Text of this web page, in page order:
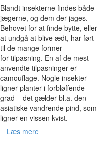
Blandt insekterne findes både
jægerne, og dem der jages.
Behovet for at finde bytte, eller
at undgå at blive ædt, har ført
til de mange former
for tilpasning. En af de mest
anvendte tilpasninger er
camouflage. Nogle insekter
ligner planter i forbløffende
grad – det gælder bl.a. den
asiatiske vandrende pind, som
ligner en vissen kvist.
Læs mere